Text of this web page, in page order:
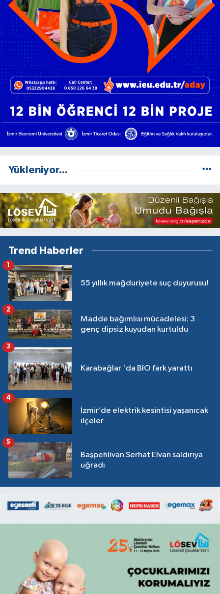
Yükleniyor...
Trend Haberler
55 yıllık mağduriyete suç duyurusu!
1
Madde bağımlısı mücadelesi: 3
genç dipsiz kuyudan kurtuldu
2
Karabağlar 'da BİO fark yarattı
3
İzmir’de elektrik kesintisi yaşanıcak
ilçeler
4
Başpehlivan Serhat Elvan saldırıya
uğradı
5